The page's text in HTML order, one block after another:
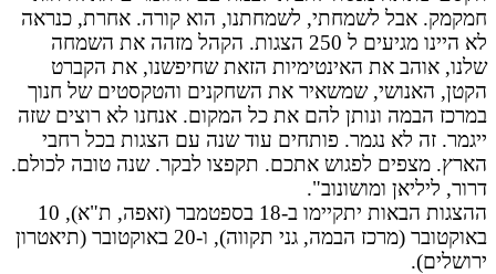
חמקמק. אבל לשמחתי, לשמחתנו, הוא קורה. אחרת, כנראה
לא היינו מגיעים ל 250 הצגות. הקהל מזהה את השמחה
שלנו, אוהב את האינטימיות הזאת שחיפשנו, את הקברט
הקטן, האנושי, שמשאיר את השחקנים והטקסטים של חנוך
במרכז הבמה ונותן להם את כל המקום. אנחנו לא רוצים שזה
ייגמר. זה לא נגמר. פותחים עוד שנה עם הצגות בכל רחבי
הארץ. מצפים לפגוש אתכם. תקפצו לבקר. שנה טובה לכולם.
דרור, ליליאן ומושונוב".
ההצגות הבאות יתקיימו ב-18 בספטמבר (זאפה, ת"א), 10
באוקטובר (מרכז הבמה, גני תקווה), ו-20 באוקטובר (תיאטרון
ירושלים).